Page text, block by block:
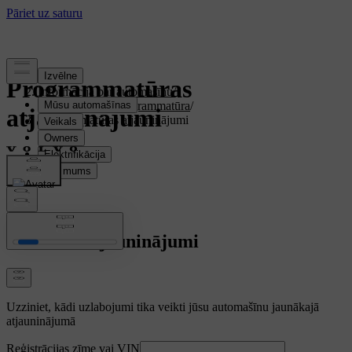
Atbalsts
Informācija par automašīnu/
Automašīnas programmatūra/
Programmatūras atjauninājumi
Programmatūras
atjauninājumi
Jaunākie atjauninājumi
Uzziniet, kādi uzlabojumi tika veikti jūsu automašīnu jaunākajā
atjauninājumā
Reģistrācijas zīme vai VIN